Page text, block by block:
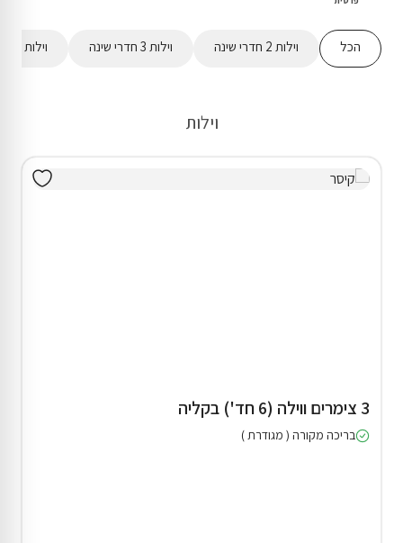
הכל וילות 2 חדרי שינה וילות 3 חדרי שינה וילות 4 חדרי שינה
וילות
3 צימרים ווילה (6 חד') בקליה
בריכה מקורה ( מגודרת )